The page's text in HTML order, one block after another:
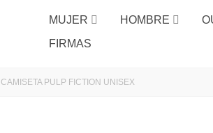
MUJER HOMBRE
FIRMAS
CAMISETA PULP FICTION UNISEX